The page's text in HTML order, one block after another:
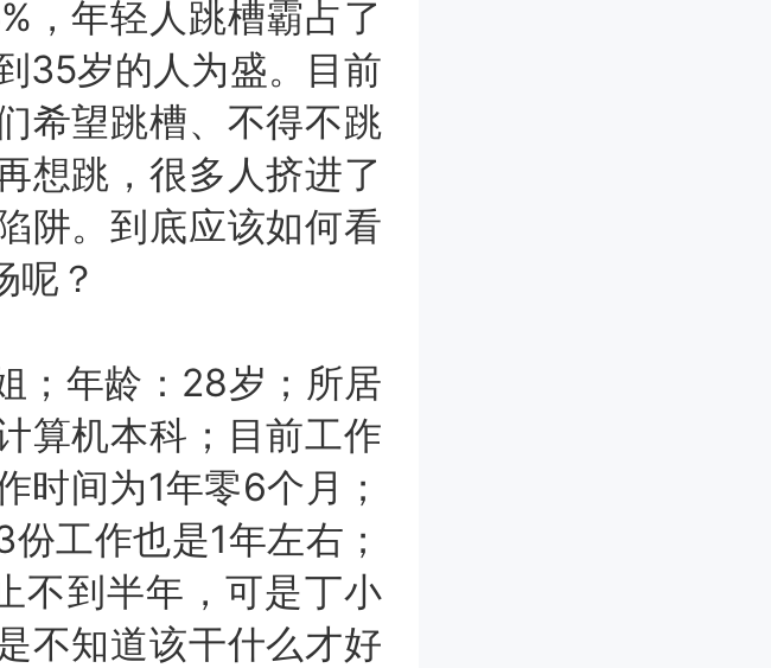
，年轻人跳槽霸占了
35岁的人为盛。目前
希望跳槽、不得不跳
想跳，很多人挤进了
阱。到底应该如何看
呢？
年龄：28岁；所居
算机本科；目前工作
时间为1年零6个月；
工作也是1年左右；
不到半年，可是丁小
不知道该干什么才好